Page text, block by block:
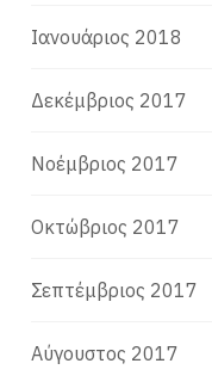
Ιανουάριος 2018
Δεκέμβριος 2017
Νοέμβριος 2017
Οκτώβριος 2017
Σεπτέμβριος 2017
Αύγουστος 2017